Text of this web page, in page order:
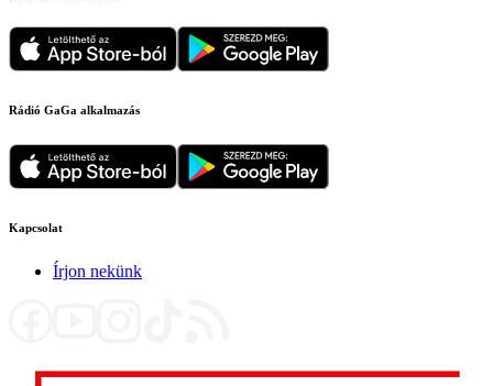
Rádió GaGa alkalmazás
Kapcsolat
Írjon nekünk